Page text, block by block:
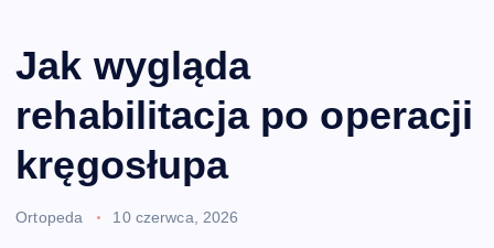
Jak wygląda
rehabilitacja po operacji
kręgosłupa
Ortopeda 10 czerwca, 2026